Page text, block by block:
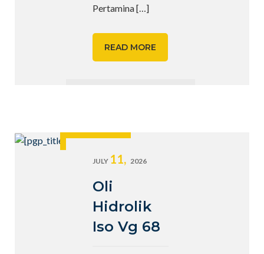
Pertamina[…]
READ MORE
JULY 11, 2026
Oli
Hidrolik
Iso Vg 68